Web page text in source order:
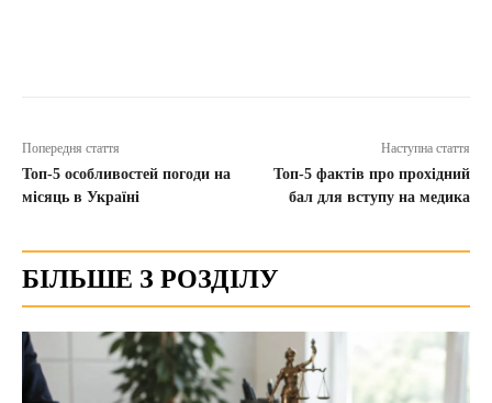
Попередня стаття
Топ-5 особливостей погоди на
місяць в Україні
Наступна стаття
Топ-5 фактів про прохідний
бал для вступу на медика
БІЛЬШЕ З РОЗДІЛУ